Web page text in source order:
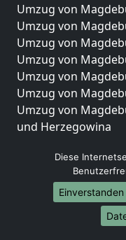
Umzug von
Umzug von
Umzug von
Umzug von
Umzug von
Umzug von
Umzug von
und Herzegowina
Umzug von
Umzug von
Umzug von
Umzug von
Umzug von
Diese
Einverstanden